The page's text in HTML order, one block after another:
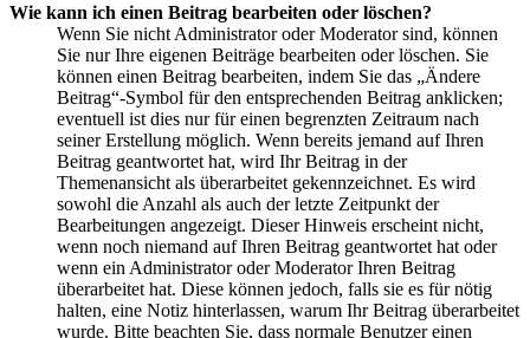
Wie kann ich einen Beitrag bearbeiten oder löschen?
Wenn Sie nicht Administrator oder Moderator sind, können
Sie nur Ihre eigenen Beiträge bearbeiten oder löschen. Sie
können einen Beitrag bearbeiten, indem Sie das „Ändere
Beitrag“-Symbol für den entsprechenden Beitrag anklicken;
eventuell ist dies nur für einen begrenzten Zeitraum nach
seiner Erstellung möglich. Wenn bereits jemand auf Ihren
Beitrag geantwortet hat, wird Ihr Beitrag in der
Themenansicht als überarbeitet gekennzeichnet. Es wird
sowohl die Anzahl als auch der letzte Zeitpunkt der
Bearbeitungen angezeigt. Dieser Hinweis erscheint nicht,
wenn noch niemand auf Ihren Beitrag geantwortet hat oder
wenn ein Administrator oder Moderator Ihren Beitrag
überarbeitet hat. Diese können jedoch, falls sie es für nötig
halten, eine Notiz hinterlassen, warum Ihr Beitrag überarbeitet
wurde. Bitte beachten Sie, dass normale Benutzer einen